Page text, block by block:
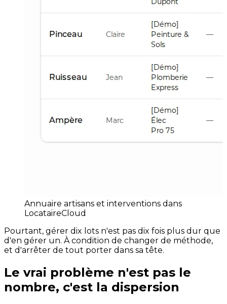
Annuaire artisans et interventions dans
LocataireCloud
Pourtant, gérer dix lots n'est pas dix fois plus dur que
d'en gérer un. À condition de changer de méthode,
et d'arrêter de tout porter dans sa tête.
Le vrai problème n'est pas le
nombre, c'est la dispersion